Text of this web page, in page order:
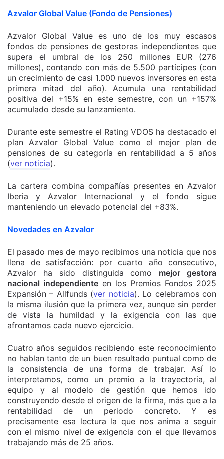
Azvalor Global Value (Fondo de Pensiones)
Azvalor Global Value es uno de los muy escasos
fondos de pensiones de gestoras independientes que
supera el umbral de los 250 millones EUR (276
millones), contando con más de 5.500 partícipes (con
un crecimiento de casi 1.000 nuevos inversores en esta
primera mitad del año). Acumula una rentabilidad
positiva del +15% en este semestre, con un +157%
acumulado desde su lanzamiento.
Durante este semestre el Rating VDOS ha destacado el
plan Azvalor Global Value como el mejor plan de
pensiones de su categoría en rentabilidad a 5 años
(ver noticia).
La cartera combina compañías presentes en Azvalor
Iberia y Azvalor Internacional y el fondo sigue
manteniendo un elevado potencial del +83%.
Novedades en Azvalor
El pasado mes de mayo recibimos una noticia que nos
llena de satisfacción: por cuarto año consecutivo,
Azvalor ha sido distinguida como mejor gestora
nacional independiente en los Premios Fondos 2025
Expansión – Allfunds (ver noticia). Lo celebramos con
la misma ilusión que la primera vez, aunque sin perder
de vista la humildad y la exigencia con las que
afrontamos cada nuevo ejercicio.
Cuatro años seguidos recibiendo este reconocimiento
no hablan tanto de un buen resultado puntual como de
la consistencia de una forma de trabajar. Así lo
interpretamos, como un premio a la trayectoria, al
equipo y al modelo de gestión que hemos ido
construyendo desde el origen de la firma, más que a la
rentabilidad de un periodo concreto. Y es
precisamente esa lectura la que nos anima a seguir
con el mismo nivel de exigencia con el que llevamos
trabajando más de 25 años.